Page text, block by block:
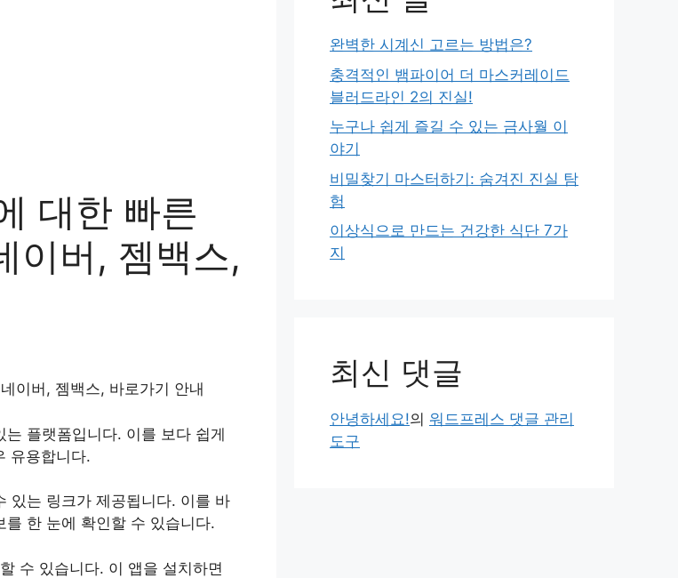
대한 빠른
이버, 젬백스,
이버, 젬백스, 바로가기 안내
플랫폼입니다. 이를 보다 쉽게
유용합니다.
있는 링크가 제공됩니다. 이를 바
를 한 눈에 확인할 수 있습니다.
수 있습니다. 이 앱을 설치하면
완벽한 시계신 고르는 방법은?
충격적인 뱀파이어 더 마스커레이드
블러드라인 2의 진실!
누구나 쉽게 즐길 수 있는 금사월 이
야기
비밀찾기 마스터하기: 숨겨진 진실 탐
험
이상식으로 만드는 건강한 식단 7가
지
최신 댓글
안녕하세요!의 워드프레스 댓글 관리
도구